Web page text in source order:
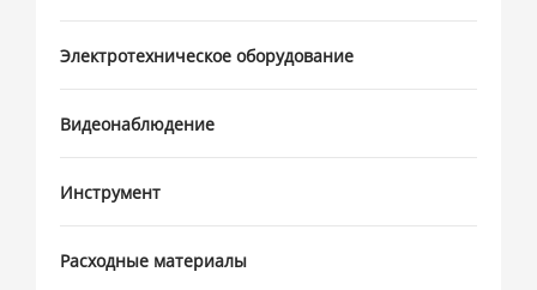
Электротехническое оборудование
Видеонаблюдение
Инструмент
Расходные материалы